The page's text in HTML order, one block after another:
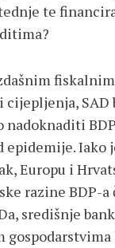
te
cijepljenja, SAD
nadoknaditi
epidemije. Iako
Europu i
razine BDP-
središnje